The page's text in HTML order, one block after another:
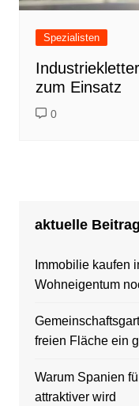
Spezialisten
zum Einsatz
0
aktuelle
Immobilie kaufen
Wohneigentum
freien Fläche ein
Warum Spanien
attraktiver wird